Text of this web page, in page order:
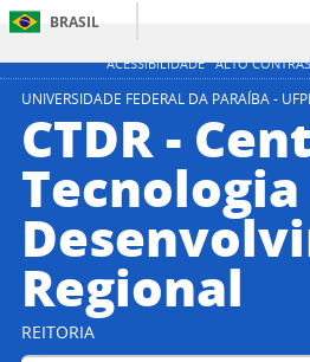
ACESSIBILIDADE ALTO
BRASIL
UNIVERSIDADE FEDERAL DA PARAÍBA -
CTDR -
Tecnologia
Regional
REITORIA